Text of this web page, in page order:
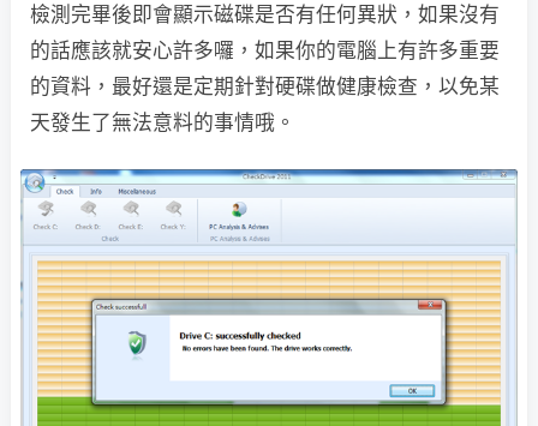
檢測完畢後即會顯示磁碟是否有任何異狀，如果沒有
的話應該就安心許多囉，如果你的電腦上有許多重要
的資料，最好還是定期針對硬碟做健康檢查，以免某
天發生了無法意料的事情哦。